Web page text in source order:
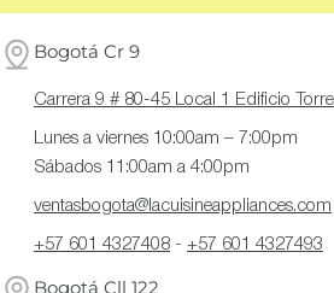
Bogotá Cr 9
Carrera 9 # 80-45 Local 1 Edificio
Lunes a viernes 10:00am – 7:00pm
Sábados 11:00am a 4:00pm
ventasbogota@lacuisineappliances.com
+57 601 4327408 - +57 601 4327493
Bogotá Cll 122